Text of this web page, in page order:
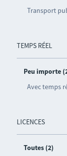
Transport
TEMPS RÉEL
Peu importe
Avec temps
LICENCES
Toutes (2)